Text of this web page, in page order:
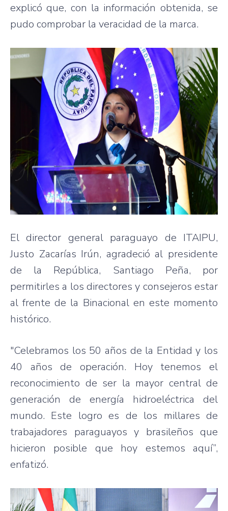
explicó que, con la información obtenida, se
pudo comprobar la veracidad de la marca.
El director general paraguayo de ITAIPU,
Justo Zacarías Irún, agradeció al presidente
de la República, Santiago Peña, por
permitirles a los directores y consejeros estar
al frente de la Binacional en este momento
histórico.
"Celebramos los 50 años de la Entidad y los
40 años de operación. Hoy tenemos el
reconocimiento de ser la mayor central de
generación de energía hidroeléctrica del
mundo. Este logro es de los millares de
trabajadores paraguayos y brasileños que
hicieron posible que hoy estemos aquí”,
enfatizó.